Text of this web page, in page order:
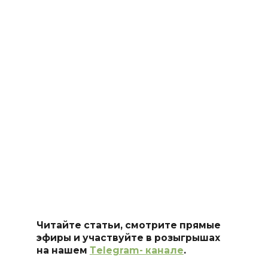
Читайте статьи, смотрите прямые
эфиры и участвуйте в розыгрышах
на нашем Тelegram- канале.